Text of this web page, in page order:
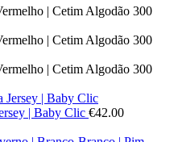
| Baby Clic €42.00